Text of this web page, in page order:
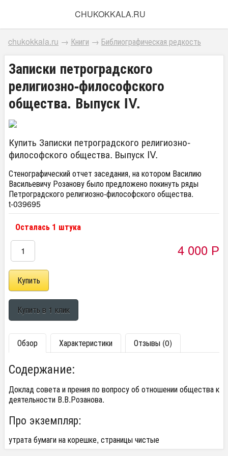
CHUKOKKALA.RU
chukokkala.ru → Книги → Библиографическая редкость
Записки петроградского
религиозно-философского
общества. Выпуск IV.
Купить Записки петроградского религиозно-
философского общества. Выпуск IV.
Стенографический отчет заседания, на котором Василию
Васильевичу Розанову было предложено покинуть ряды
Петроградского религиозно-философского общества.
t-039695
Осталась 1 штука
4 000 Р
Обзор Характеристики Отзывы (0)
Содержание:
Доклад совета и прения по вопросу об отношении общества к
деятельности В.В.Розанова.
Про экземпляр:
утрата бумаги на корешке, страницы чистые